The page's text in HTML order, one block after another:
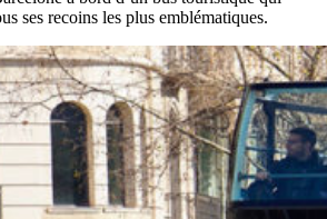
ses recoins les plus emblématiques.